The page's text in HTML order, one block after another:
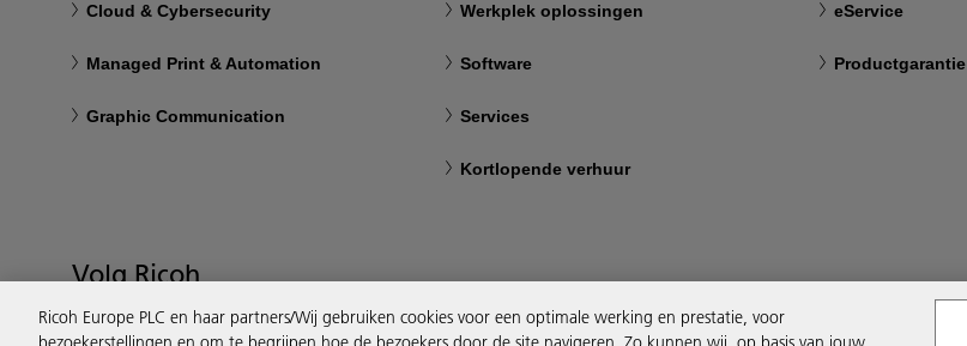
Cloud & Cybersecurity
Managed Print & Automation
Graphic Communication
Werkplek oplossingen
Software
Services
Kortlopende verhuur
eService
Productgarantie
Volg Ricoh
Ricoh Europe PLC en haar partners/Wij gebruiken cookies voor een optimale werking en prestatie, voor